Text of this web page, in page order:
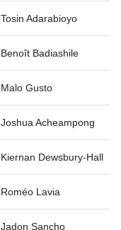
Tosin Adarabioyo
Benoît Badiashile
Malo Gusto
Joshua Acheampong
Kiernan Dewsbury-Hall
Roméo Lavia
Jadon Sancho